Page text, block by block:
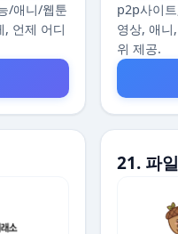
/애니/웹툰
, 언제 어디
p2p사이
영상, 애니
위 제공.
21. 파